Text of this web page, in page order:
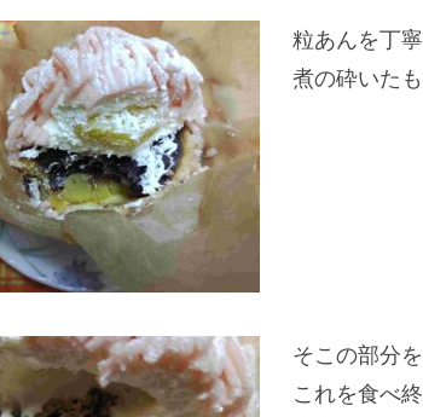
粒あんを丁
煮の砕いた
そこの部分
これを食べ